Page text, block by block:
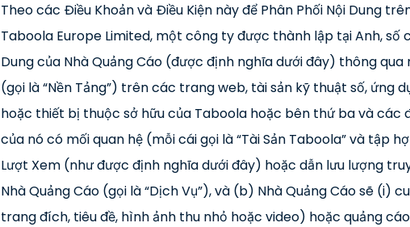
Theo các Điều Khoản và Điều Kiện này để Phân Phối Nội Dung
Taboola Europe Limited, một công ty được thành lập tại Anh, số
Dung của Nhà Quảng Cáo (được định nghĩa dưới đây) thông
(gọi là “Nền Tảng”) trên các trang web, tài sản kỹ thuật số, ứng
hoặc thiết bị thuộc sở hữu của Taboola hoặc bên thứ ba và
của nó có mối quan hệ (mỗi cái gọi là “Tài Sản Taboola” và tập
Lượt Xem (như được định nghĩa dưới đây) hoặc dẫn lưu lượng
Nhà Quảng Cáo (gọi là “Dịch Vụ”), và (b) Nhà Quảng Cáo sẽ (i)
trang đích, tiêu đề, hình ảnh thu nhỏ hoặc video) hoặc quảng